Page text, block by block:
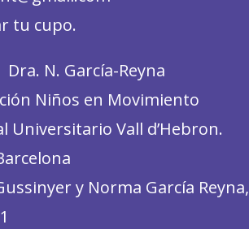
tu cupo.
Dra. N. García-Reyna
Niños en Movimiento
Universitario Vall d’Hebron.
y Norma García Reyna,